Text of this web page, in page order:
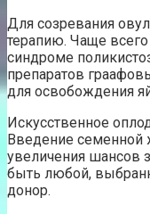
Для созревания
терапию. Чаще всего
синдроме
препаратов
для освобождения
Искусственное
Введение
увеличения шансов
быть любой,
донор.